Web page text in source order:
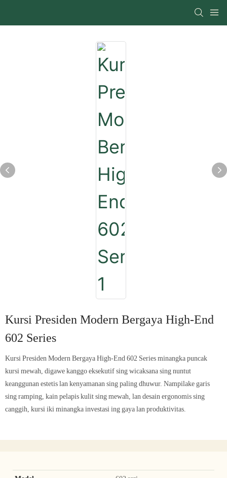
Kursi Presiden Modern Bergaya High-End
602 Series
Kursi Presiden Modern Bergaya High-End 602 Series minangka puncak
kursi mewah, digawe kanggo eksekutif sing wicaksana sing nuntut
keanggunan estetis lan kenyamanan sing paling dhuwur. Nampilake garis
sing ramping, kain pelapis kulit sing mewah, lan desain ergonomis sing
canggih, kursi iki minangka investasi ing gaya lan produktivitas.